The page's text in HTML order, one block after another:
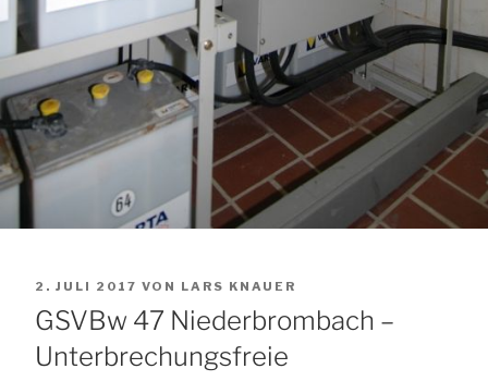
VERÖFFENTLICHT
AM
2. JULI 2017 VON LARS KNAUER
GSVBw 47 Niederbrombach –
Unterbrechungsfreie